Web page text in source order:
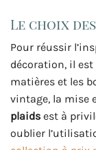
Le choix
Pour réussir
décoration, il
matières et les
vintage, la mise
plaids est à
oublier